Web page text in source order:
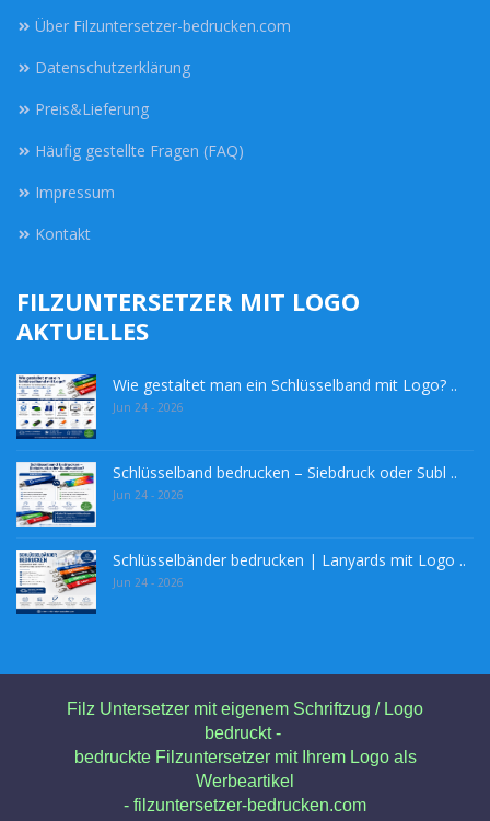
Über Filzuntersetzer-bedrucken.com
Datenschutzerklärung
Preis&Lieferung
Häufig gestellte Fragen (FAQ)
Impressum
Kontakt
FILZUNTERSETZER MIT LOGO
AKTUELLES
Wie gestaltet man ein Schlüsselband mit Logo? ..
Jun 24 - 2026
Schlüsselband bedrucken – Siebdruck oder Subl ..
Jun 24 - 2026
Schlüsselbänder bedrucken | Lanyards mit Logo ..
Jun 24 - 2026
Filz Untersetzer mit eigenem Schriftzug / Logo
bedruckt -
bedruckte Filzuntersetzer mit Ihrem Logo als
Werbeartikel
- filzuntersetzer-bedrucken.com